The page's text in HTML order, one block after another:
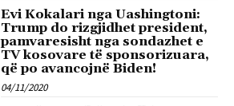
Evi Kokalari nga Uashingtoni:
Trump do rizgjidhet president,
pamvaresisht nga sondazhet e
TV kosovare të sponsorizuara,
që po avancojnë Biden!
04/11/2020